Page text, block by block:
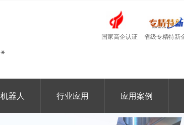
国家高企认证 省级专精特新
机器人 行业应用 应用案例